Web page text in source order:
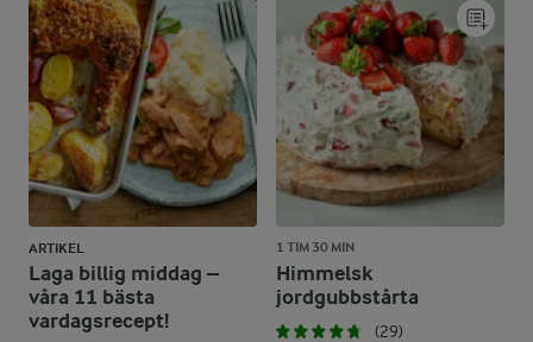
ARTIKEL
Laga billig middag –
våra 11 bästa
vardagsrecept!
1 TIM 30 MIN
Himmelsk
jordgubbstårta
(29)